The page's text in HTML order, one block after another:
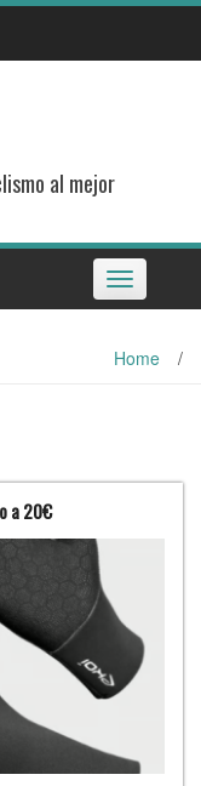
al mejor
Toggle
navigation
Home /
a 20€